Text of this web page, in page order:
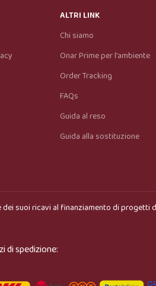
Dimmi cosa stai cercando e ti
ALTRI LINK
Chi siamo
Onar Prime per l'ambiente
Order Tracking
FAQs
Guida al reso
Guida alla sostituzione
suoi ricavi al finanziamento di progetti
di spedizione: